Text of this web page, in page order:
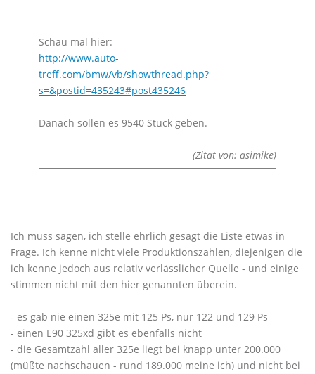
Schau mal hier:
http://www.auto-
treff.com/bmw/vb/showthread.php?
s=&postid=435243#post435246
Danach sollen es 9540 Stück geben.
(Zitat von: asimike)
Ich muss sagen, ich stelle ehrlich gesagt die Liste etwas in
Frage. Ich kenne nicht viele Produktionszahlen, diejenigen die
ich kenne jedoch aus relativ verlässlicher Quelle - und einige
stimmen nicht mit den hier genannten überein.
- es gab nie einen 325e mit 125 Ps, nur 122 und 129 Ps
- einen E90 325xd gibt es ebenfalls nicht
- die Gesamtzahl aller 325e liegt bei knapp unter 200.000
(müßte nachschauen - rund 189.000 meine ich) und nicht bei